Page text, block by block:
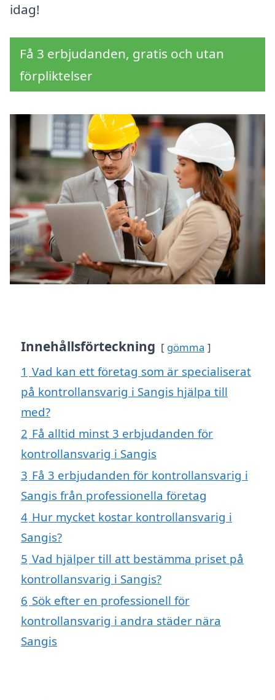
idag!
Få 3 erbjudanden, gratis och utan
förpliktelser
Innehållsförteckning gömma
1 Vad kan ett företag som är specialiserat
på kontrollansvarig i Sangis hjälpa till
med?
2 Få alltid minst 3 erbjudanden för
kontrollansvarig i Sangis
3 Få 3 erbjudanden för kontrollansvarig i
Sangis från professionella företag
4 Hur mycket kostar kontrollansvarig i
Sangis?
5 Vad hjälper till att bestämma priset på
kontrollansvarig i Sangis?
6 Sök efter en professionell för
kontrollansvarig i andra städer nära
Sangis